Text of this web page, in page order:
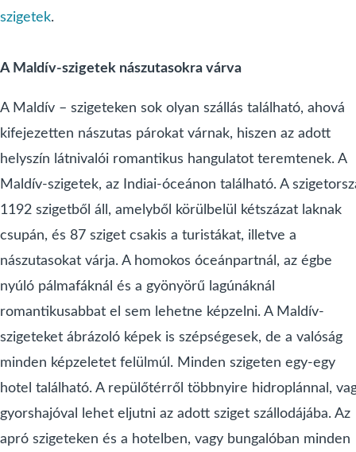
szigetek.
A Maldív-szigetek nászutasokra várva
A Maldív – szigeteken sok olyan szállás található, ahová
kifejezetten nászutas párokat várnak, hiszen az adott
helyszín látnivalói romantikus hangulatot teremtenek. A
Maldív-szigetek, az Indiai-óceánon található. A
1192 szigetből áll, amelyből körülbelül kétszázat laknak
csupán, és 87 sziget csakis a turistákat, illetve a
nászutasokat várja. A homokos óceánpartnál, az égbe
nyúló pálmafáknál és a gyönyörű lagúnáknál
romantikusabbat el sem lehetne képzelni. A Maldív-
szigeteket ábrázoló képek is szépségesek, de a valóság
minden képzeletet felülmúl. Minden szigeten egy-egy
hotel található. A repülőtérről többnyire hidroplánnal,
gyorshajóval lehet eljutni az adott sziget szállodájába. Az
apró szigeteken és a hotelben, vagy bungalóban minden